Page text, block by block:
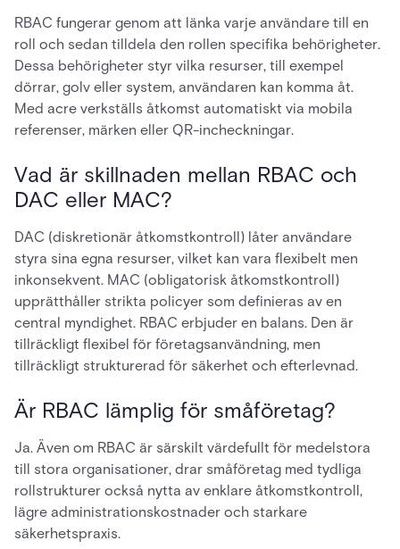
RBAC fungerar genom att länka varje användare till en
roll och sedan tilldela den rollen specifika behörigheter.
Dessa behörigheter styr vilka resurser, till exempel
dörrar, golv eller system, användaren kan komma åt.
Med acre verkställs åtkomst automatiskt via mobila
referenser, märken eller QR-incheckningar.
Vad är skillnaden mellan RBAC och
DAC eller MAC?
DAC (diskretionär åtkomstkontroll) låter användare
styra sina egna resurser, vilket kan vara flexibelt men
inkonsekvent. MAC (obligatorisk åtkomstkontroll)
upprätthåller strikta policyer som definieras av en
central myndighet. RBAC erbjuder en balans. Den är
tillräckligt flexibel för företagsanvändning, men
tillräckligt strukturerad för säkerhet och efterlevnad.
Är RBAC lämplig för småföretag?
Ja. Även om RBAC är särskilt värdefullt för medelstora
till stora organisationer, drar småföretag med tydliga
rollstrukturer också nytta av enklare åtkomstkontroll,
lägre administrationskostnader och starkare
säkerhetspraxis.